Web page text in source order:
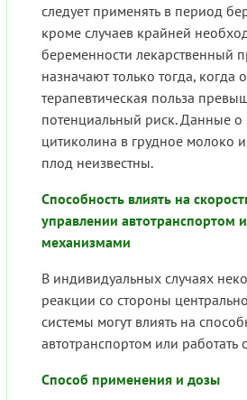
следует применять в период
кроме случаев крайней
беременности лекарственный
назначают только тогда, когда
терапевтическая польза
потенциальный риск. Данные
цитиколина в грудное молоко
плод неизвестны.
Способность влиять на
управлении автотранспортом
механизмами
В индивидуальных случаях
реакции со стороны
системы могут влиять на
автотранспортом или работать
Способ применения и дозы